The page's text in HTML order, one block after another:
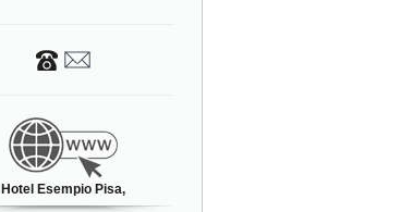
Hotel Esempio Pisa,